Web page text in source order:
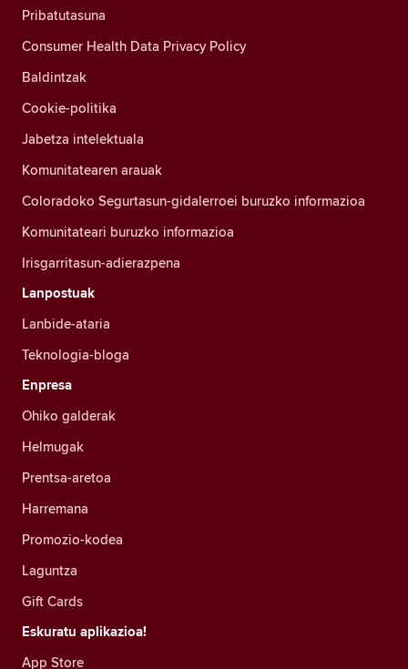
Pribatutasuna
Consumer Health Data Privacy Policy
Baldintzak
Cookie-politika
Jabetza intelektuala
Komunitatearen arauak
Coloradoko Segurtasun-gidalerroei buruzko informazioa
Komunitateari buruzko informazioa
Irisgarritasun-adierazpena
Lanpostuak
Lanbide-ataria
Teknologia-bloga
Enpresa
Ohiko galderak
Helmugak
Prentsa-aretoa
Harremana
Promozio-kodea
Laguntza
Gift Cards
Eskuratu aplikazioa!
App Store